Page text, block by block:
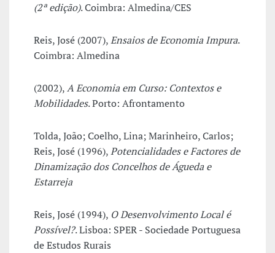
(2ª edição). Coimbra: Almedina/CES
Reis, José (2007),Ensaios de Economia Impura.
Coimbra: Almedina
(2002),A Economia em Curso: Contextos e
Mobilidades. Porto: Afrontamento
Tolda, João; Coelho, Lina; Marinheiro, Carlos;
Reis, José (1996),Potencialidades e Factores de
Dinamização dos Concelhos de Águeda e
Estarreja
Reis, José (1994), O Desenvolvimento Local é
Possível?. Lisboa: SPER - Sociedade Portuguesa
de Estudos Rurais